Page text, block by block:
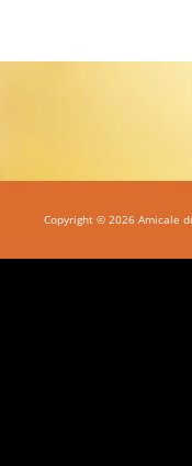
Copyright © 2026 Amicale